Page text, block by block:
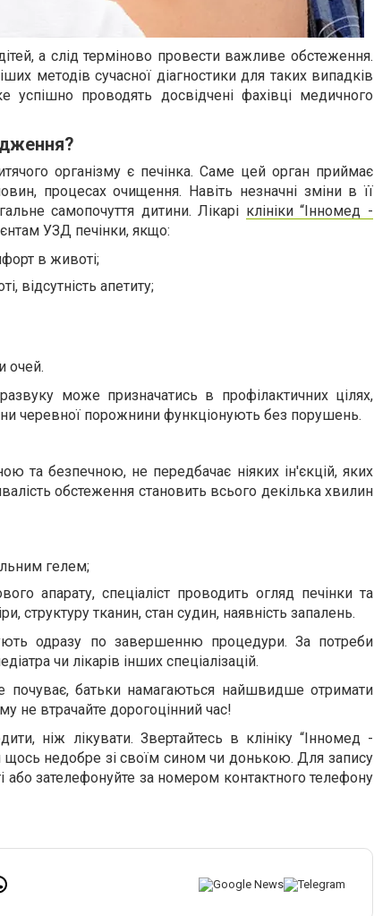
а слід терміново провести важливе обстеження.
методів сучасної діагностики для таких випадків
успішно проводять досвідчені фахівці медичного
організму є печінка. Саме цей орган приймає
процесах очищення. Навіть незначні зміни в її
самопочуття дитини. Лікарі клініки “Інномед -
УЗД печінки, якщо:
в животі;
відсутність апетиту;
очей.
може призначатись в профілактичних цілях,
черевної порожнини функціонують без порушень.
та безпечною, не передбачає ніяких ін'єкцій, яких
обстеження становить всього декілька хвилин
гелем;
апарату, спеціаліст проводить огляд печінки та
структуру тканин, стан судин, наявність запалень.
одразу по завершенню процедури. За потреби
чи лікарів інших спеціалізацій.
батьки намагаються найшвидше отримати
не втрачайте дорогоцінний час!
ніж лікувати. Звертайтесь в клініку “Інномед -
щось недобре зі своїм сином чи донькою. Для запису
або зателефонуйте за номером контактного телефону